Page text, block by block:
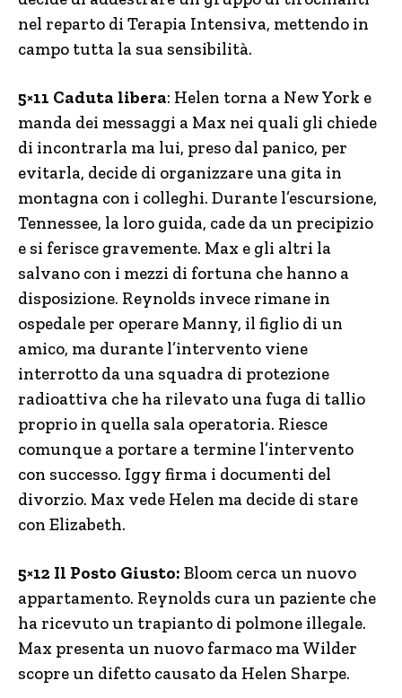
nel reparto di Terapia Intensiva, mettendo in
campo tutta la sua sensibilità.
5×11 Caduta libera: Helen torna a New York e
manda dei messaggi a Max nei quali gli chiede
di incontrarla ma lui, preso dal panico, per
evitarla, decide di organizzare una gita in
montagna con i colleghi. Durante l’escursione,
Tennessee, la loro guida, cade da un precipizio
e si ferisce gravemente. Max e gli altri la
salvano con i mezzi di fortuna che hanno a
disposizione. Reynolds invece rimane in
ospedale per operare Manny, il figlio di un
amico, ma durante l’intervento viene
interrotto da una squadra di protezione
radioattiva che ha rilevato una fuga di tallio
proprio in quella sala operatoria. Riesce
comunque a portare a termine l’intervento
con successo. Iggy firma i documenti del
divorzio. Max vede Helen ma decide di stare
con Elizabeth.
5×12 Il Posto Giusto: Bloom cerca un nuovo
appartamento. Reynolds cura un paziente che
ha ricevuto un trapianto di polmone illegale.
Max presenta un nuovo farmaco ma Wilder
scopre un difetto causato da Helen Sharpe.